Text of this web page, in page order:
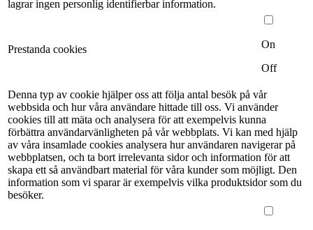
lagrar ingen personlig identifierbar information.
Prestanda cookies
On
Off
Denna typ av cookie hjälper oss att följa antal besök på vår
webbsida och hur våra användare hittade till oss. Vi använder
cookies till att mäta och analysera för att exempelvis kunna
förbättra användarvänligheten på vår webbplats. Vi kan med hjälp
av våra insamlade cookies analysera hur användaren navigerar på
webbplatsen, och ta bort irrelevanta sidor och information för att
skapa ett så användbart material för våra kunder som möjligt. Den
information som vi sparar är exempelvis vilka produktsidor som du
besöker.